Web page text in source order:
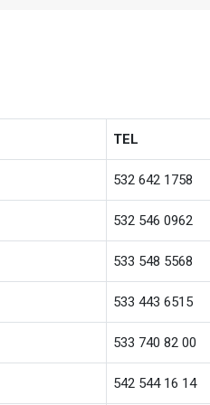
TEL
532 642 1758
532 546 0962
533 548 5568
533 443 6515
533 740 82 00
542 544 16 14